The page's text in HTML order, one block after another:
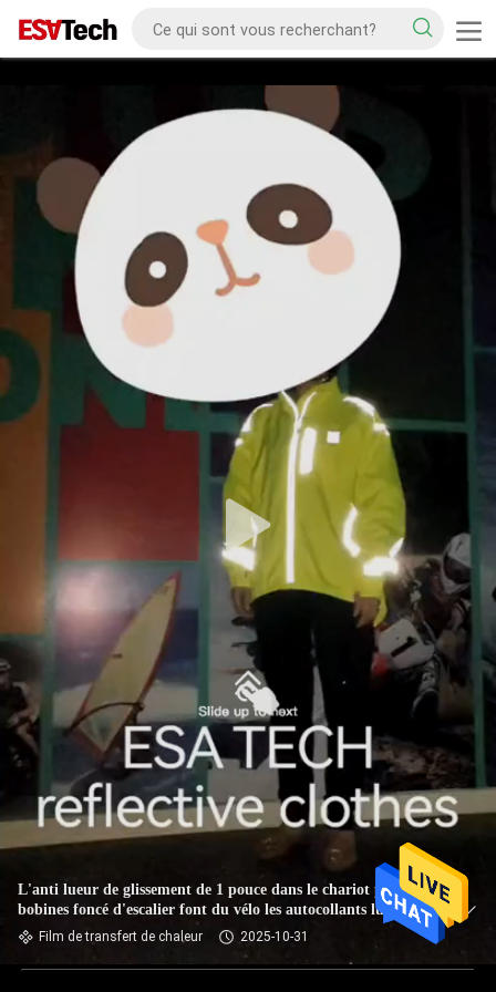
L'anti lueur de glissement de 1 pouce dans le chariot porte-
bobines foncé d'escalier font du vélo les autocollants lumineux
Film de transfert de chaleur 2025-10-31